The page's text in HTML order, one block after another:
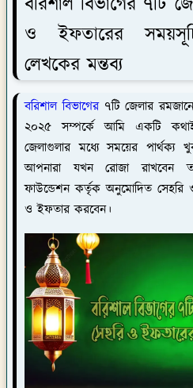
ও ইফতারের
লেখকের মন্তব্য
বরিশাল বিভাগের৭টি জেলার
২০২৫ সম্পর্কে আমি একটি
জেলাগুলার মধ্যে সময়ের
আপনারা যখন রোজা রাখবেন
ফাউন্ডেশন কর্তৃক অনুমোদিত সেহরি
ও ইফতার করবেন।